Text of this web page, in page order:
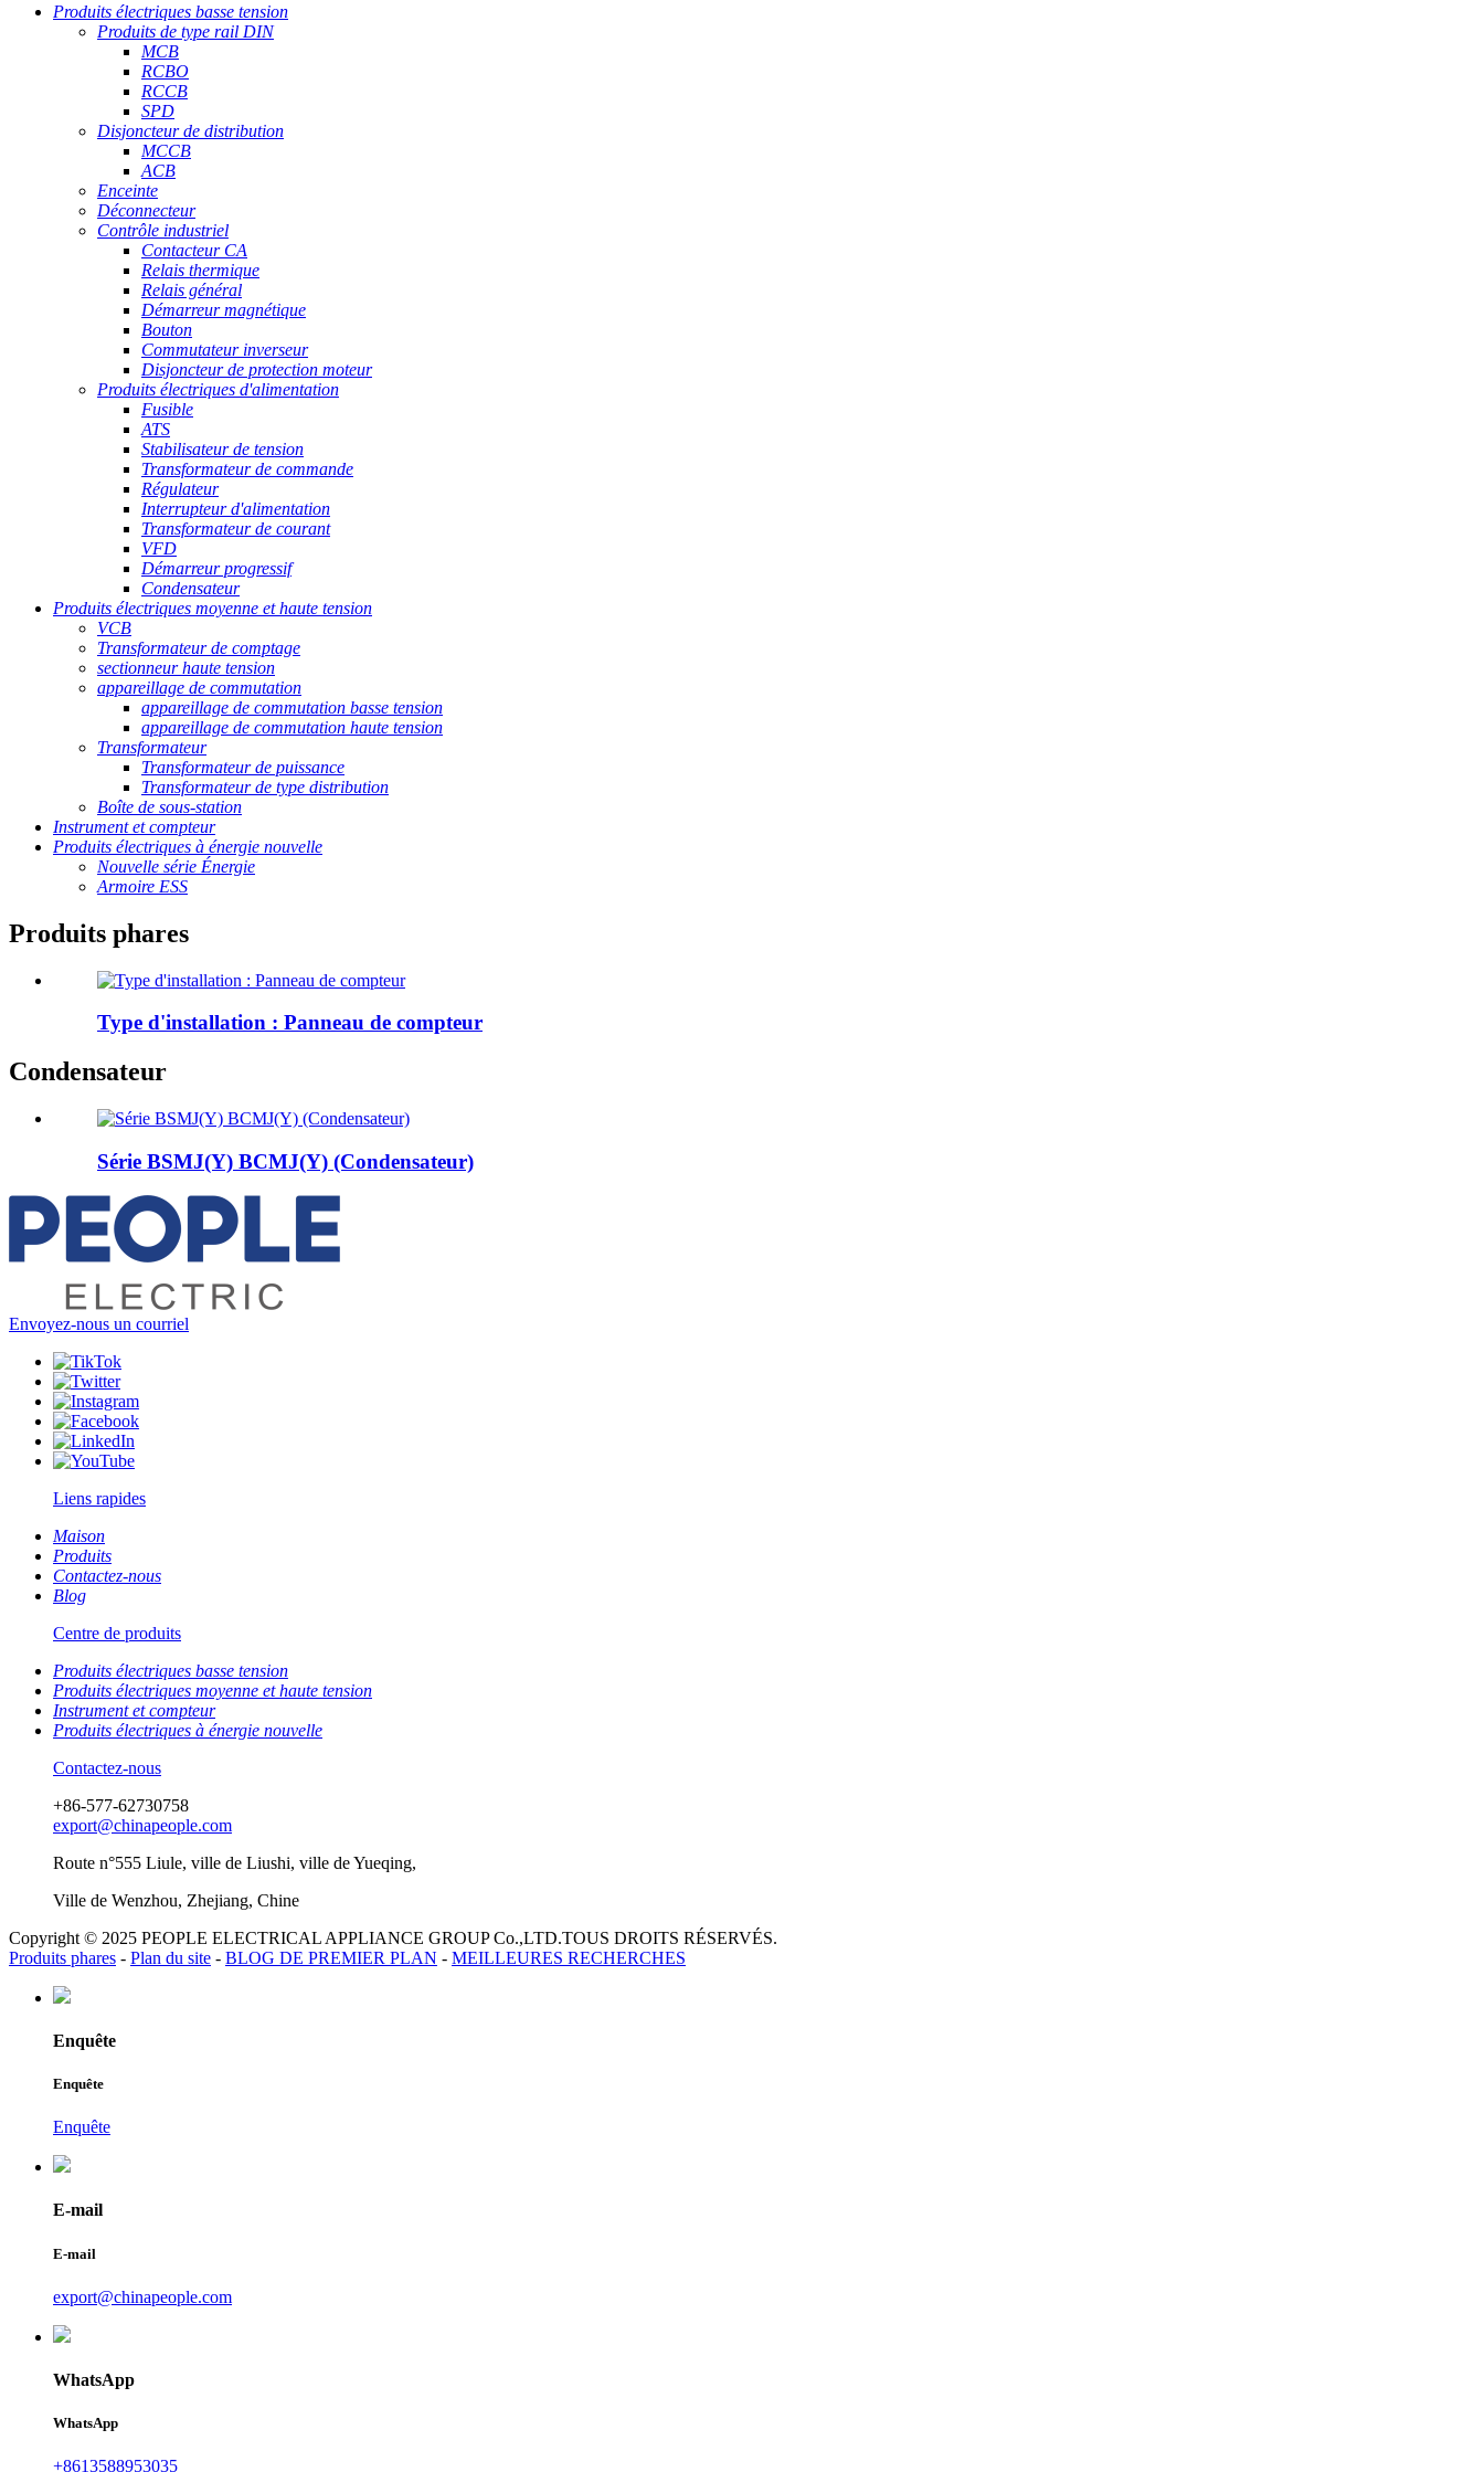
Produits électriques basse tension
Produits de type rail DIN
MCB
RCBO
RCCB
SPD
Disjoncteur de distribution
MCCB
ACB
Enceinte
Déconnecteur
Contrôle industriel
Contacteur CA
Relais thermique
Relais général
Démarreur magnétique
Bouton
Commutateur inverseur
Disjoncteur de protection moteur
Produits électriques d'alimentation
Fusible
ATS
Stabilisateur de tension
Transformateur de commande
Régulateur
Interrupteur d'alimentation
Transformateur de courant
VFD
Démarreur progressif
Condensateur
Produits électriques moyenne et haute tension
VCB
Transformateur de comptage
sectionneur haute tension
appareillage de commutation
appareillage de commutation basse tension
appareillage de commutation haute tension
Transformateur
Transformateur de puissance
Transformateur de type distribution
Boîte de sous-station
Instrument et compteur
Produits électriques à énergie nouvelle
Nouvelle série Énergie
Armoire ESS
Produits phares
Type d'installation : Panneau de compteur
Condensateur
Série BSMJ(Y) BCMJ(Y) (Condensateur)
Envoyez-nous un courriel
Liens rapides
Maison
Produits
Contactez-nous
Blog
Centre de produits
Produits électriques basse tension
Produits électriques moyenne et haute tension
Instrument et compteur
Produits électriques à énergie nouvelle
Contactez-nous
+86-577-62730758
export@chinapeople.com
Route n°555 Liule, ville de Liushi, ville de Yueqing,
Ville de Wenzhou, Zhejiang, Chine
Copyright © 2025 PEOPLE ELECTRICAL APPLIANCE GROUP Co.,LTD.TOUS DROITS RÉSERVÉS.
Produits phares - Plan du site - BLOG DE PREMIER PLAN - MEILLEURES RECHERCHES
Enquête
Enquête
Enquête
E-mail
E-mail
export@chinapeople.com
WhatsApp
WhatsApp
+8613588953035